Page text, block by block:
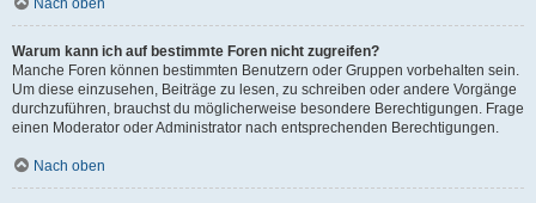
Warum kann ich auf bestimmte Foren nicht zugreifen?
Manche Foren können bestimmten Benutzern oder Gruppen vorbehalten sein.
Um diese einzusehen, Beiträge zu lesen, zu schreiben oder andere Vorgänge
durchzuführen, brauchst du möglicherweise besondere Berechtigungen. Frage
einen Moderator oder Administrator nach entsprechenden Berechtigungen.
Nach oben